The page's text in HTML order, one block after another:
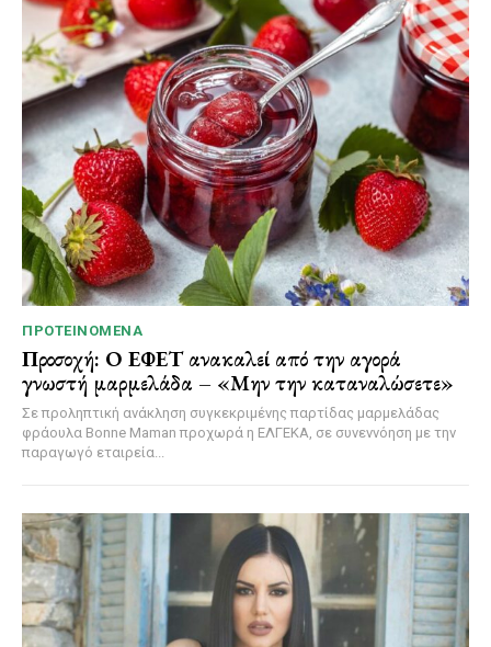
ΠΡΟΤΕΙΝΌΜΕΝΑ
Προσοχή: Ο ΕΦΕΤ ανακαλεί από την αγορά
γνωστή μαρμελάδα – «Μην την καταναλώσετε»
Σε προληπτική ανάκληση συγκεκριμένης παρτίδας μαρμελάδας
φράουλα Bonne Maman προχωρά η ΕΛΓΕΚΑ, σε συνεννόηση με την
παραγωγό εταιρεία...